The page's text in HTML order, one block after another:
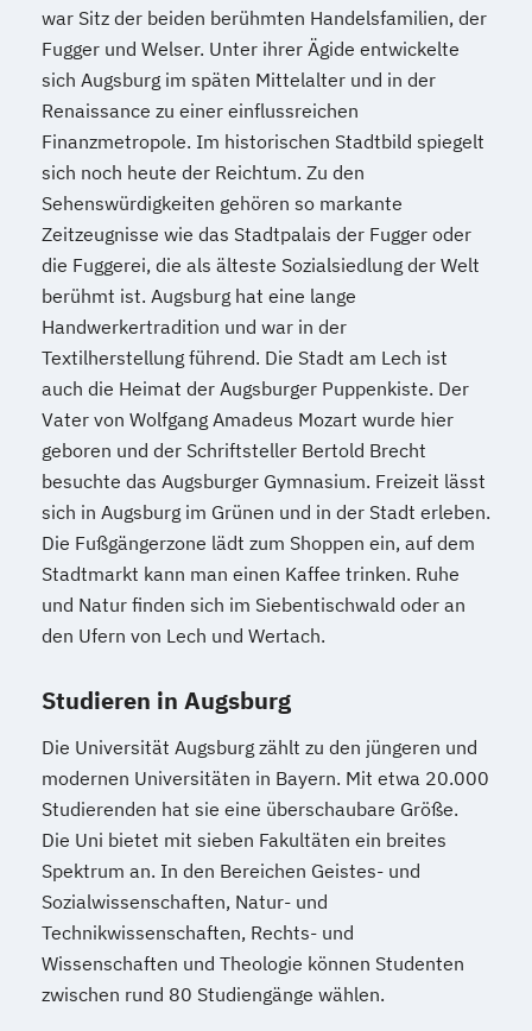
war Sitz der beiden berühmten Handelsfamilien, der
Fugger und Welser. Unter ihrer Ägide entwickelte
sich Augsburg im späten Mittelalter und in der
Renaissance zu einer einflussreichen
Finanzmetropole. Im historischen Stadtbild spiegelt
sich noch heute der Reichtum. Zu den
Sehenswürdigkeiten gehören so markante
Zeitzeugnisse wie das Stadtpalais der Fugger oder
die Fuggerei, die als älteste Sozialsiedlung der Welt
berühmt ist. Augsburg hat eine lange
Handwerkertradition und war in der
Textilherstellung führend. Die Stadt am Lech ist
auch die Heimat der Augsburger Puppenkiste. Der
Vater von Wolfgang Amadeus Mozart wurde hier
geboren und der Schriftsteller Bertold Brecht
besuchte das Augsburger Gymnasium. Freizeit lässt
sich in Augsburg im Grünen und in der Stadt erleben.
Die Fußgängerzone lädt zum Shoppen ein, auf dem
Stadtmarkt kann man einen Kaffee trinken. Ruhe
und Natur finden sich im Siebentischwald oder an
den Ufern von Lech und Wertach.
Studieren in Augsburg
Die Universität Augsburg zählt zu den jüngeren und
modernen Universitäten in Bayern. Mit etwa 20.000
Studierenden hat sie eine überschaubare Größe.
Die Uni bietet mit sieben Fakultäten ein breites
Spektrum an. In den Bereichen Geistes- und
Sozialwissenschaften, Natur- und
Technikwissenschaften, Rechts- und
Wissenschaften und Theologie können Studenten
zwischen rund 80 Studiengänge wählen.